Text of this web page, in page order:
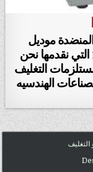
المنضدة موديل
m2pack.com DZ / SZQ – 400 A التي نقدمها نحن
التغليف
الهندسيه